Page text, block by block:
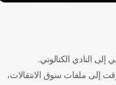
النادي الكتالوني.
إلى ملفات سوق الانتقالات،